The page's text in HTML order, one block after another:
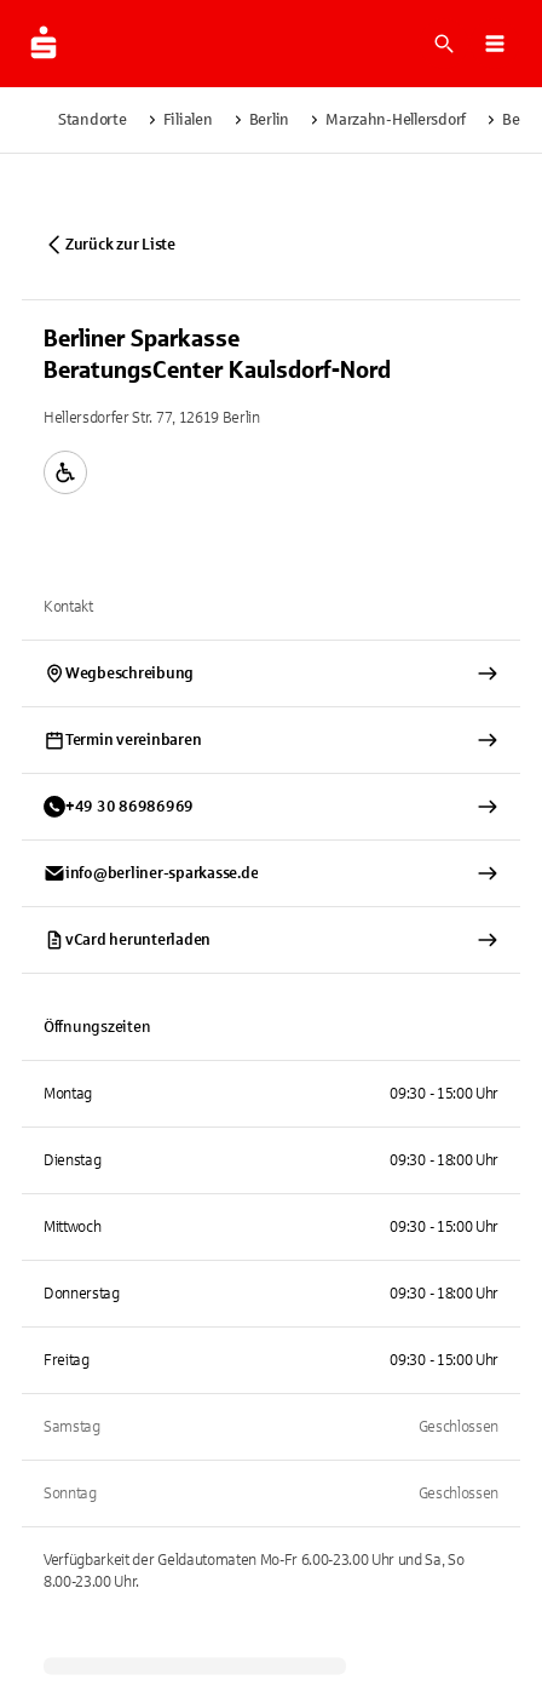
Suche
Standorte Filialen Berlin Marzahn-Hellersdorf
Zurück zur Liste
Berliner Sparkasse
BeratungsCenter Kaulsdorf-Nord
Hellersdorfer Str. 77, 12619 Berlin
Kontakt
Wegbeschreibung
Termin vereinbaren
+49 30 86986969
info@berliner-sparkasse.de
vCard herunterladen
Öffnungszeiten
Montag 09:30 - 15:00 Uhr
Dienstag 09:30 - 18:00 Uhr
Mittwoch 09:30 - 15:00 Uhr
Donnerstag 09:30 - 18:00 Uhr
Freitag 09:30 - 15:00 Uhr
Samstag Geschlossen
Sonntag Geschlossen
Verfügbarkeit der Geldautomaten Mo-Fr 6.00-23.00 Uhr und Sa, So
8.00-23.00Uhr.